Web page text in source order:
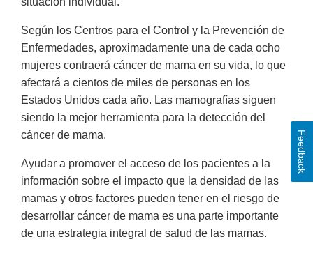
Según los Centros para el Control y la Prevención de
Enfermedades, aproximadamente una de cada ocho
mujeres contraerá cáncer de mama en su vida, lo que
afectará a cientos de miles de personas en los
Estados Unidos cada año. Las mamografías siguen
siendo la mejor herramienta para la detección del
cáncer de mama.
Ayudar a promover el acceso de los pacientes a la
información sobre el impacto que la densidad de las
mamas y otros factores pueden tener en el riesgo de
desarrollar cáncer de mama es una parte importante
de una estrategia integral de salud de las mamas.
Feedback